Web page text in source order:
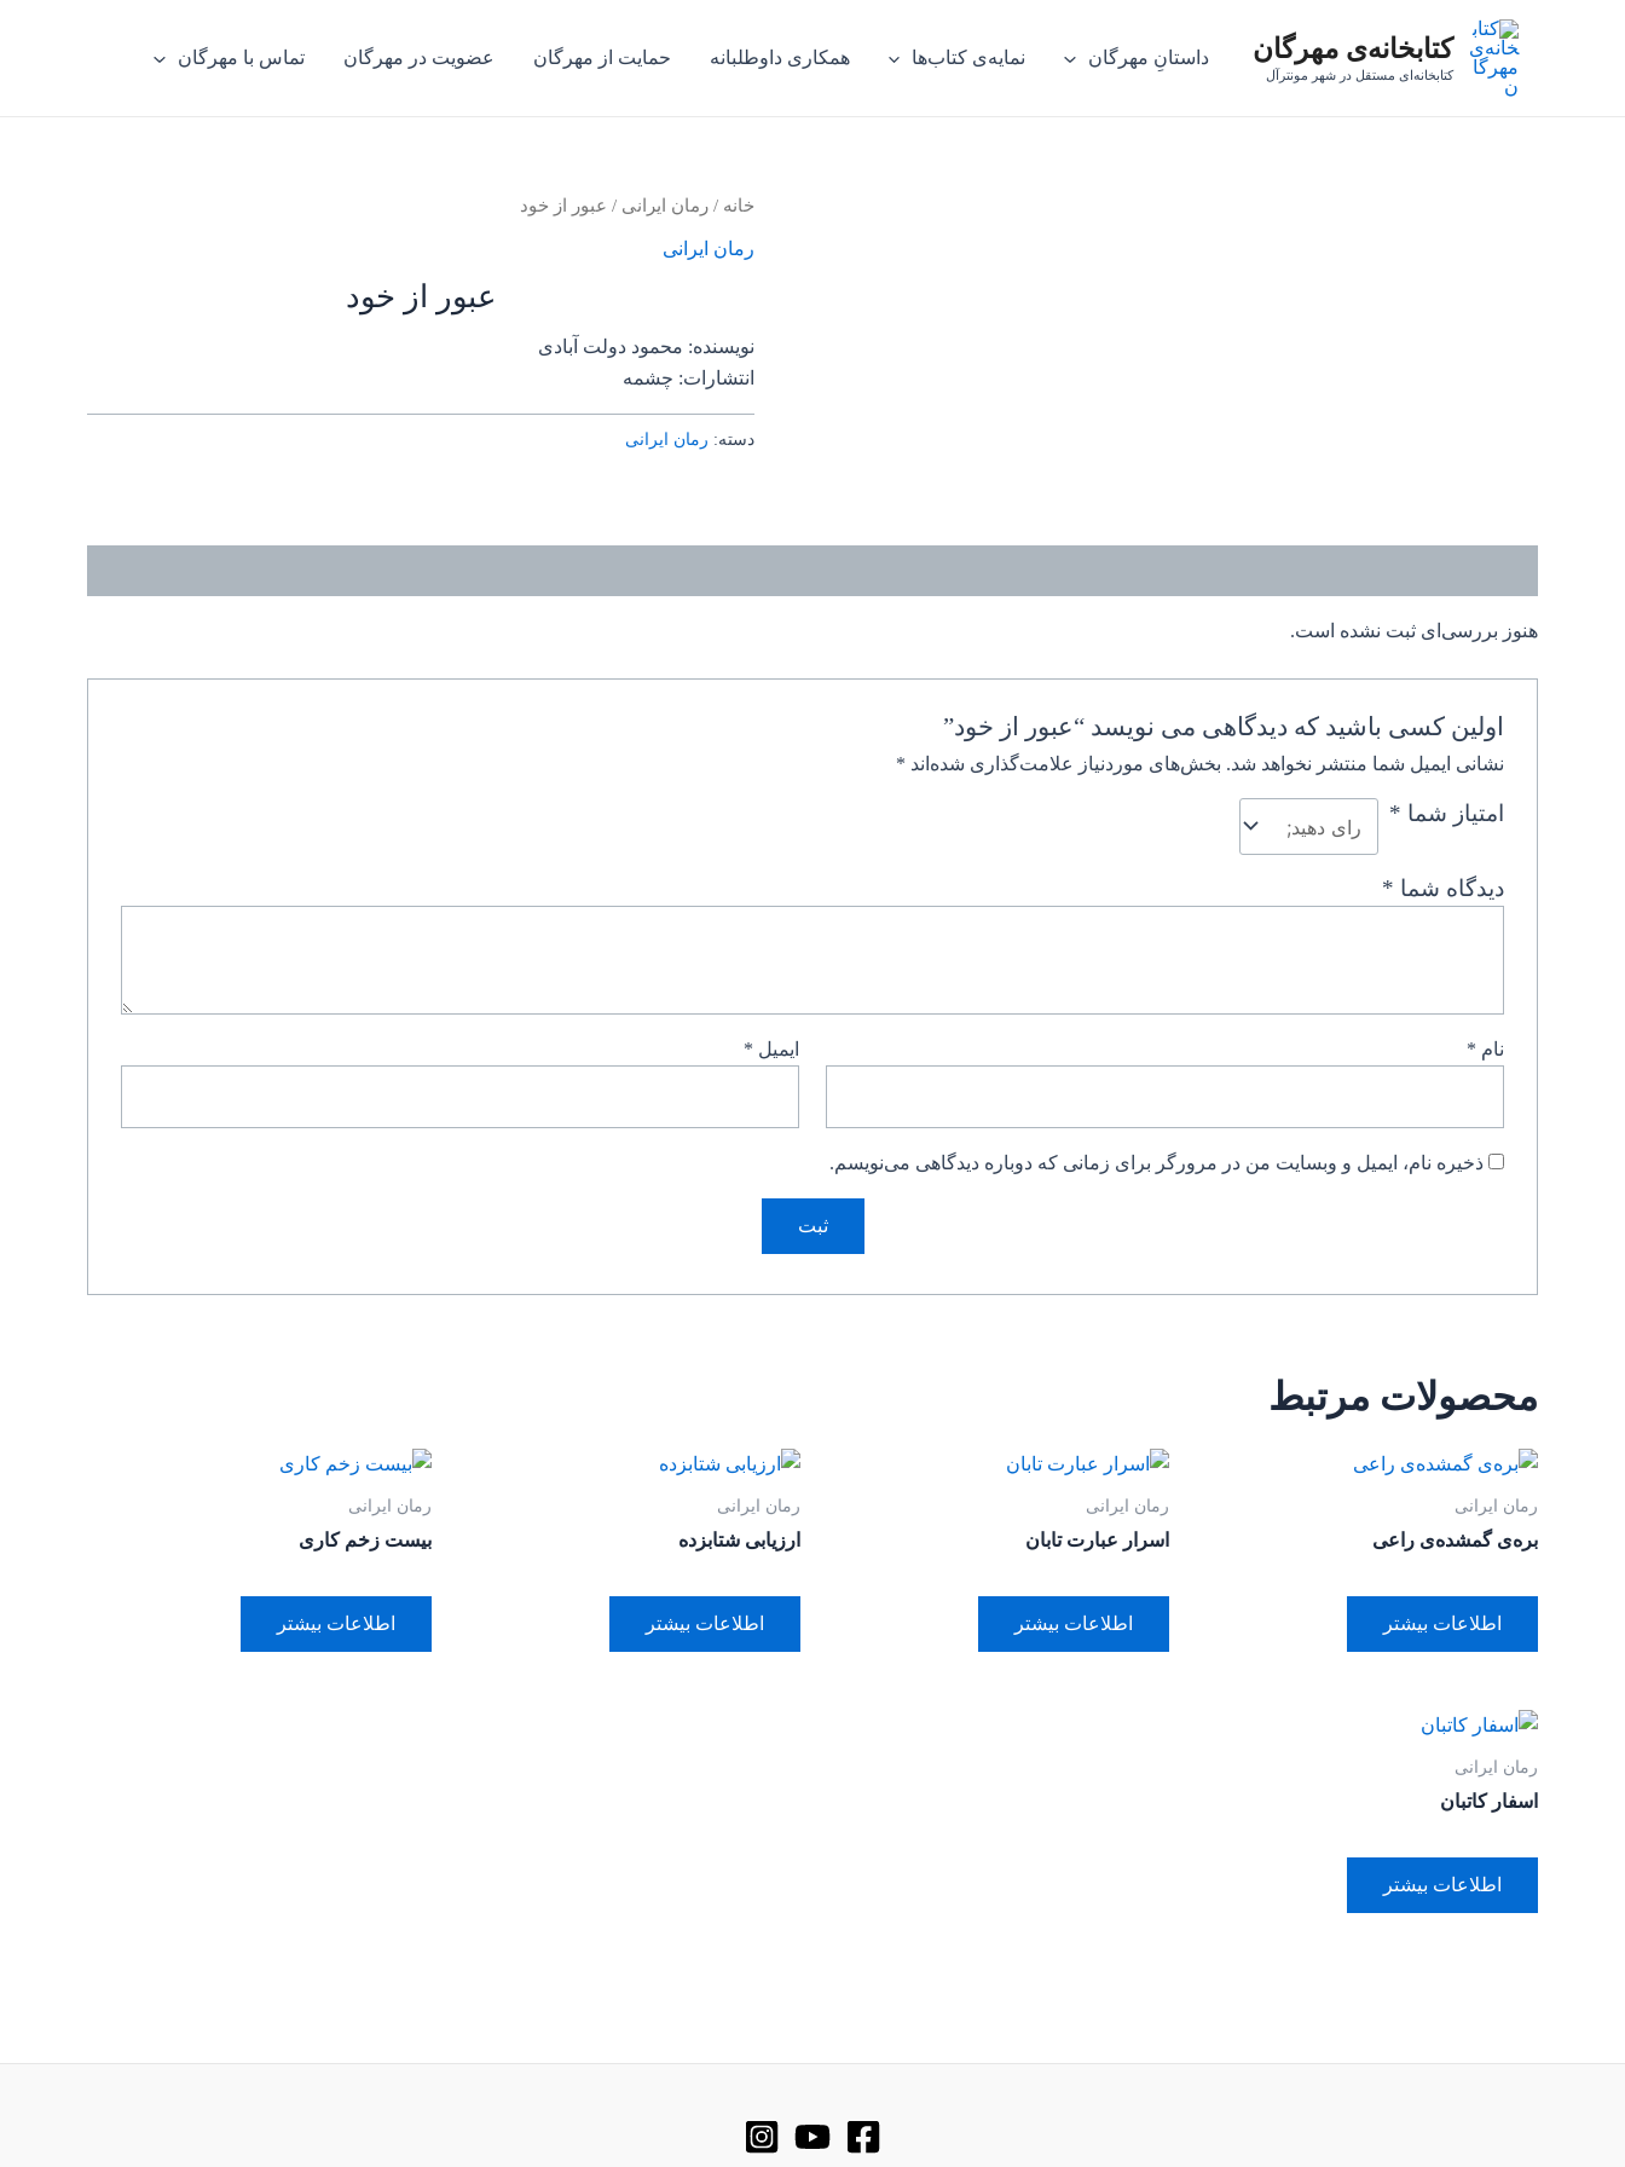
کتابخانه‌ی مهرگان
کتابخانه‌ای مستقل در شهر مونترآل
داستانِ مهرگان نمایه‌ی کتاب‌ها همکاری داوطلبانه حمایت از مهرگان عضویت در مهرگان تماس با مهرگان
خانه / رمان ایرانی / عبور از خود
رمان ایرانی
عبور از خود
نویسنده: محمود دولت آبادی
انتشارات: چشمه
دسته: رمان ایرانی
هنوز بررسی‌ای ثبت نشده است.
اولین کسی باشید که دیدگاهی می نویسد “عبور از خود”
نشانی ایمیل شما منتشر نخواهد شد. بخش‌های موردنیاز علامت‌گذاری شده‌اند *
امتیاز شما *
دیدگاه شما *
نام * ایمیل *
ذخیره نام، ایمیل و وبسایت من در مرورگر برای زمانی که دوباره دیدگاهی می‌نویسم.
محصولات مرتبط
رمان ایرانی
بره‌ی گمشده‌‌ی راعی
اطلاعات بیشتر
رمان ایرانی
اسرار عبارت تابان
اطلاعات بیشتر
رمان ایرانی
ارزیابی شتابزده
اطلاعات بیشتر
رمان ایرانی
بیست زخم کاری
اطلاعات بیشتر
رمان ایرانی
اسفار کاتبان
اطلاعات بیشتر